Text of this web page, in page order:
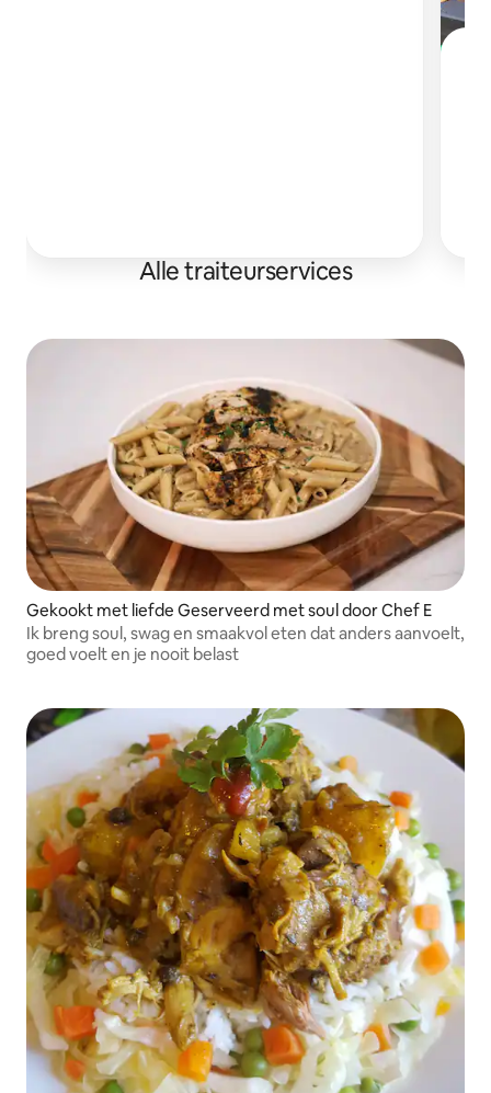
Alle traiteurservices
Gekookt met liefde Geserveerd met soul door Chef E
Ik breng soul, swag en smaakvol eten dat anders aanvoelt,
goed voelt en je nooit belast